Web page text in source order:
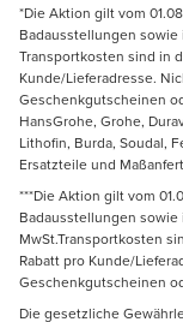
*Die Aktion gilt vom
Badausstellungen sowie
Transportkosten sind in
Kunde/Lieferadresse.
Geschenkgutscheinen
HansGrohe, Grohe,
Lithofin, Burda, Soudal,
Ersatzteile und
***Die Aktion gilt vom
Badausstellungen sowie
MwSt.Transportkosten
Rabatt pro Kunde/
Geschenkgutscheinen
Die gesetzliche